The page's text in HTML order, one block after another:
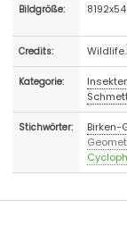
Bildgröße:
Credits:
Kategorie:
Stichwörter: Birken-